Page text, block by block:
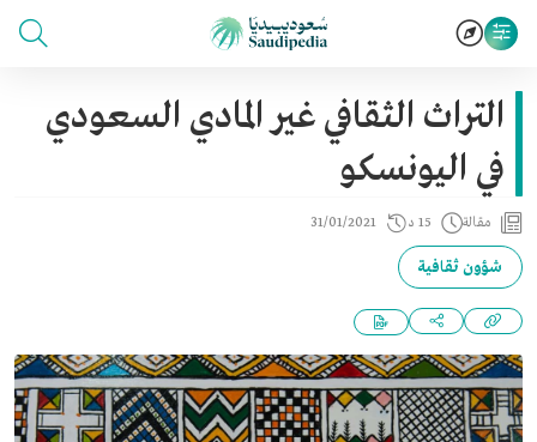
التراث الثقافي غير المادي السعودي
في اليونسكو
مقالة 15 د 31/01/2021
شؤون ثقافية